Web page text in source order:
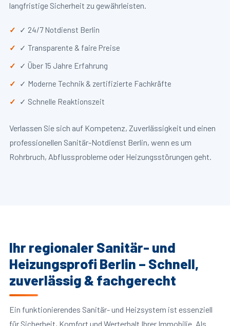
langfristige Sicherheit zu gewährleisten.
✓ 24/7 Notdienst Berlin
✓ Transparente & faire Preise
✓ Über 15 Jahre Erfahrung
✓ Moderne Technik & zertifizierte Fachkräfte
✓ Schnelle Reaktionszeit
Verlassen Sie sich auf Kompetenz, Zuverlässigkeit und einen
professionellen Sanitär-Notdienst Berlin, wenn es um
Rohrbruch, Abflussprobleme oder Heizungsstörungen geht.
Ihr regionaler Sanitär- und
Heizungsprofi Berlin – Schnell,
zuverlässig & fachgerecht
Ein funktionierendes Sanitär- und Heizsystem ist essenziell
für Sicherheit, Komfort und Werterhalt Ihrer Immobilie. Als